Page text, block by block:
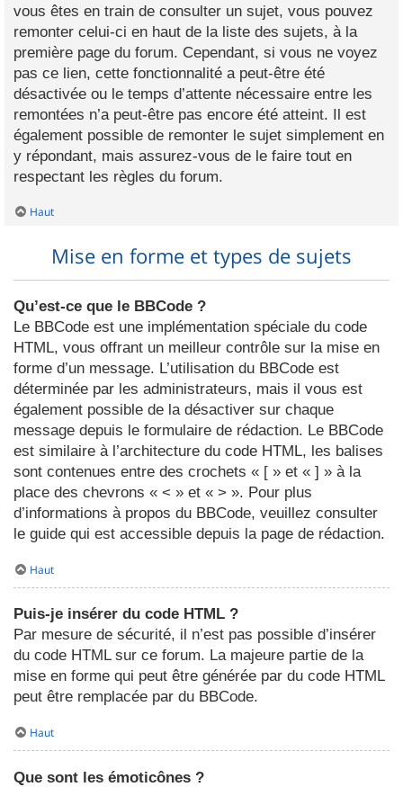
vous êtes en train de consulter un sujet, vous pouvez
remonter celui-ci en haut de la liste des sujets, à la
première page du forum. Cependant, si vous ne voyez
pas ce lien, cette fonctionnalité a peut-être été
désactivée ou le temps d’attente nécessaire entre les
remontées n’a peut-être pas encore été atteint. Il est
également possible de remonter le sujet simplement en
y répondant, mais assurez-vous de le faire tout en
respectant les règles du forum.
Haut
Mise en forme et types de sujets
Qu’est-ce que le BBCode ?
Le BBCode est une implémentation spéciale du code
HTML, vous offrant un meilleur contrôle sur la mise en
forme d’un message. L’utilisation du BBCode est
déterminée par les administrateurs, mais il vous est
également possible de la désactiver sur chaque
message depuis le formulaire de rédaction. Le BBCode
est similaire à l’architecture du code HTML, les balises
sont contenues entre des crochets « [ » et « ] » à la
place des chevrons « < » et « > ». Pour plus
d’informations à propos du BBCode, veuillez consulter
le guide qui est accessible depuis la page de rédaction.
Haut
Puis-je insérer du code HTML ?
Par mesure de sécurité, il n’est pas possible d’insérer
du code HTML sur ce forum. La majeure partie de la
mise en forme qui peut être générée par du code HTML
peut être remplacée par du BBCode.
Haut
Que sont les émoticônes ?